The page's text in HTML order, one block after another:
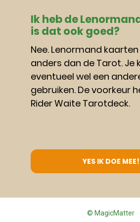
Ik heb de
is dat ook goed?
Nee. Lenormand
anders dan de Tarot. Je
eventueel wel een
gebruiken. De voorkeur
Rider Waite Tarotdeck.
YES IK DOE MEE!
© MagicMatter